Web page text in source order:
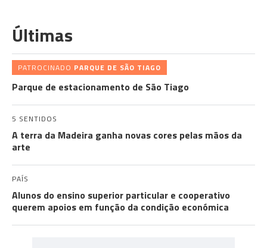
Últimas
PATROCINADO PARQUE DE SÃO TIAGO
Parque de estacionamento de São Tiago
5 SENTIDOS
A terra da Madeira ganha novas cores pelas mãos da
arte
PAÍS
Alunos do ensino superior particular e cooperativo
querem apoios em função da condição económica